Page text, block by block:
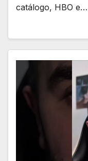
catálogo, HBO e…